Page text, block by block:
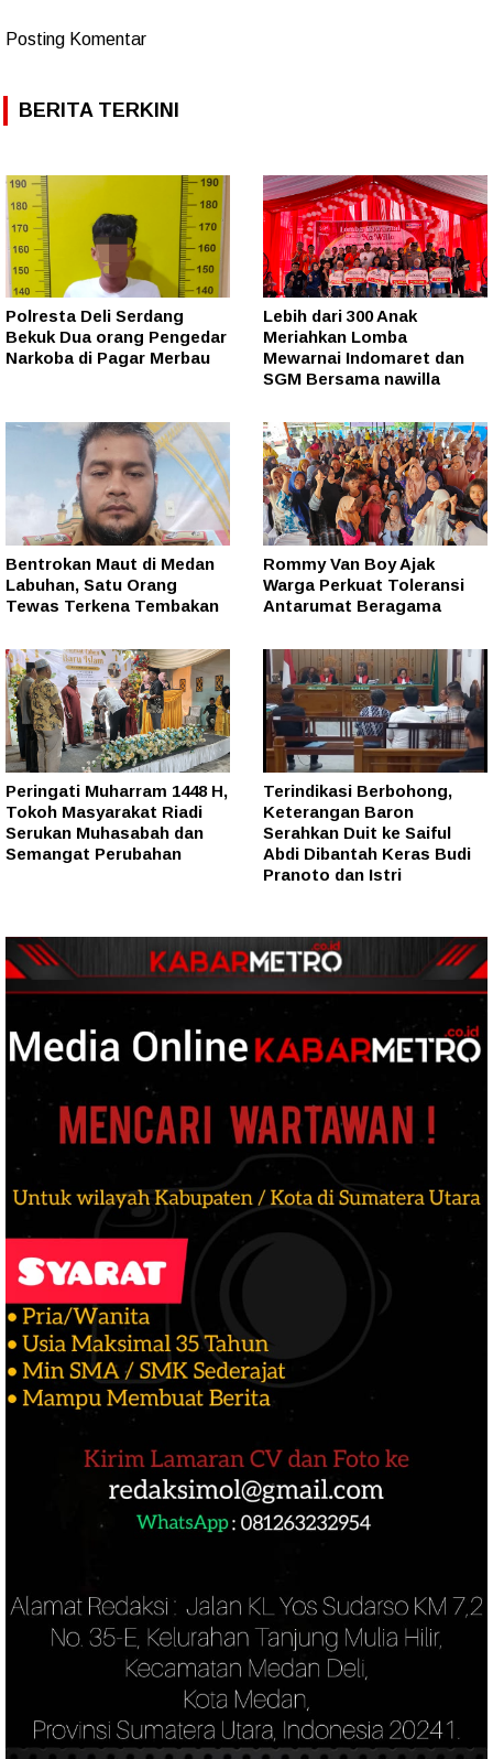
Posting Komentar
BERITA TERKINI
Polresta Deli Serdang
Bekuk Dua orang Pengedar
Narkoba di Pagar Merbau
Lebih dari 300 Anak
Meriahkan Lomba
Mewarnai Indomaret dan
SGM Bersama nawilla
Bentrokan Maut di Medan
Labuhan, Satu Orang
Tewas Terkena Tembakan
Rommy Van Boy Ajak
Warga Perkuat Toleransi
Antarumat Beragama
Peringati Muharram 1448 H,
Tokoh Masyarakat Riadi
Serukan Muhasabah dan
Semangat Perubahan
Terindikasi Berbohong,
Keterangan Baron
Serahkan Duit ke Saiful
Abdi Dibantah Keras Budi
Pranoto dan Istri